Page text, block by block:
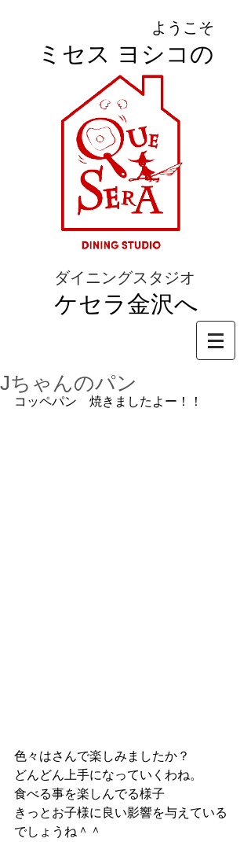
ようこそ
ミセス ヨシコの
ダイニングスタジオ
ケセラ金沢へ
Jちゃんのパン
コッペパン　焼きましたよー！！
色々はさんで楽しみましたか？
どんどん上手になっていくわね。
食べる事を楽しんでる様子
きっとお子様に良い影響を与えている
でしょうね＾＾